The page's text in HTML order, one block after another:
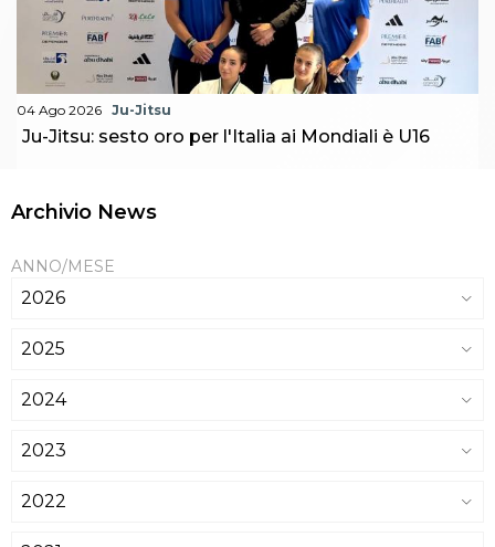
04 Ago 2026 Ju-Jitsu
Ju-Jitsu: sesto oro per l'Italia ai Mondiali è U16
Archivio News
ANNO/MESE
2026
2025
2024
2023
2022